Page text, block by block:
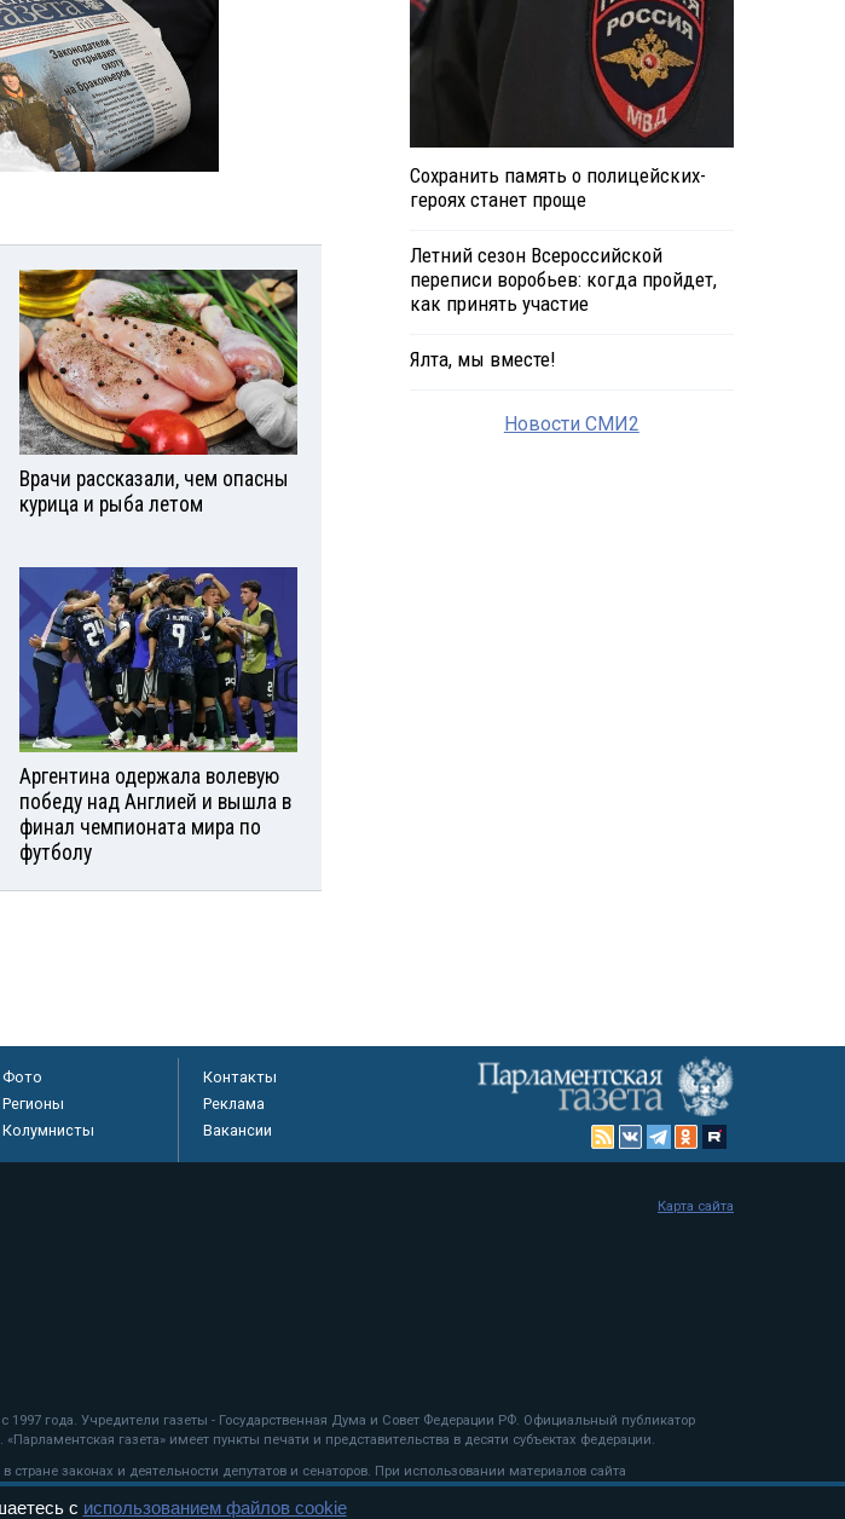
Врачи рассказали, чем опасны
курица и рыба летом
Аргентина одержала волевую
победу над Англией и вышла в
финал чемпионата мира по
футболу
Сохранить память о полицейских-
героях станет проще
Летний сезон Всероссийской
переписи воробьев: когда пройдет,
как принять участие
Ялта, мы вместе!
Новости СМИ2
Фото
Регионы
Колумнисты
Контакты
Реклама
Вакансии
года. Учредители газеты - Государственная Дума и Совет Федерации РФ. Официальный публикатор
газета» имеет пункты печати и представительства в десяти субъектах федерации.
законах и деятельности депутатов и сенаторов. При использовании материалов сайта
Карта сайта
с использованием файлов cookie